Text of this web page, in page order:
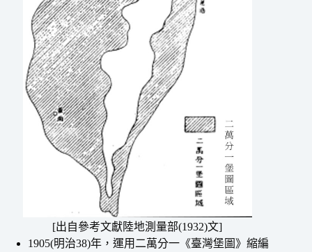
[出自參考文獻陸地測量部(1932)文]
1905(明治38)年，運用二萬分一《臺灣堡圖》縮編